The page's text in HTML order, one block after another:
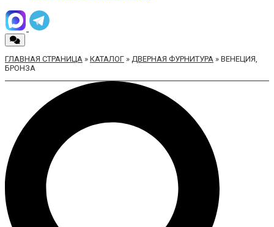
ГЛАВНАЯ СТРАНИЦА » КАТАЛОГ » ДВЕРНАЯ ФУРНИТУРА » ВЕНЕЦИЯ,
БРОНЗА